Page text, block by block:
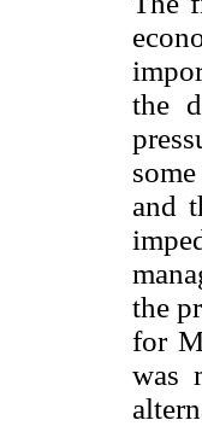
the
and
the
for
was